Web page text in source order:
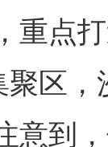
重点
区
意到